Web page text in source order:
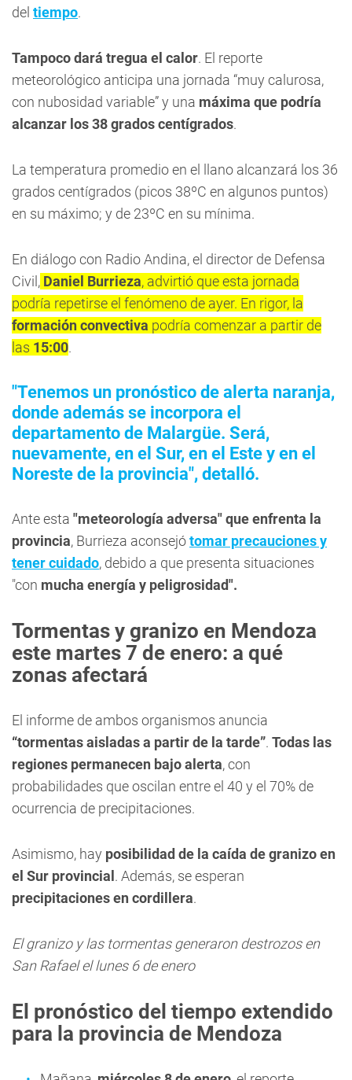
del tiempo.
Tampoco dará tregua el calor. El reporte
meteorológico anticipa una jornada “muy calurosa,
con nubosidad variable” y una máxima que podría
alcanzar los 38 grados centígrados.
La temperatura promedio en el llano alcanzará los 36
grados centígrados (picos 38ºC en algunos puntos)
en su máximo; y de 23ºC en su mínima.
En diálogo con Radio Andina, el director de Defensa
Civil, Daniel Burrieza, advirtió que esta jornada
podría repetirse el fenómeno de ayer. En rigor, la
formación convectiva podría comenzar a partir de
las 15:00.
"Tenemos un pronóstico de alerta naranja,
donde además se incorpora el
departamento de Malargüe. Será,
nuevamente, en el Sur, en el Este y en el
Noreste de la provincia", detalló.
Ante esta "meteorología adversa" que enfrenta la
provincia, Burrieza aconsejótomar precauciones y
tener cuidado, debido a que presenta situaciones
"con mucha energía y peligrosidad".
Tormentas y granizo en Mendoza
este martes 7 de enero: a qué
zonas afectará
El informe de ambos organismos anuncia
“tormentas aisladas a partir de la tarde”. Todas las
regiones permanecen bajo alerta, con
probabilidades que oscilan entre el 40 y el 70% de
ocurrencia de precipitaciones.
Asimismo, hay posibilidad de la caída de granizo en
el Sur provincial . Además, se esperan
precipitaciones en cordillera.
El granizo y las tormentas generaron destrozos en
San Rafael el lunes 6 de enero
El pronóstico del tiempo extendido
para la provincia de Mendoza